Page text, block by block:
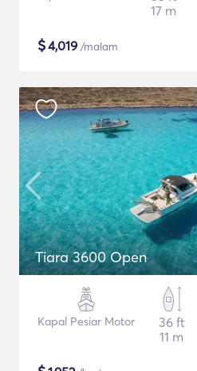
17 m
$4,019 /malam
Tiara 3600 Open
Kapal Pesiar Motor
36 ft
11 m